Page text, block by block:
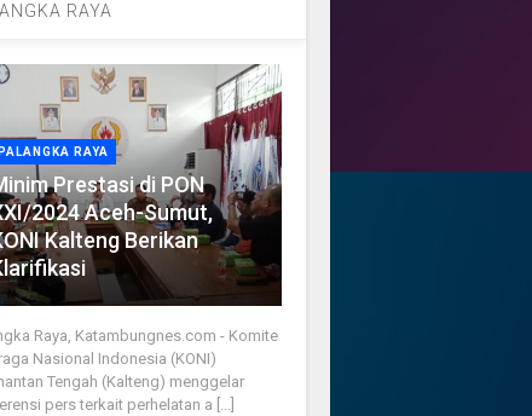
RAYA
PALANGKA RAYA
Prestasi di PON
2024 Aceh-Sumut,
Kalteng Berikan
Raya, Katambungnes.com - Komite
Nasional Indonesia (KONI)
Tengah (Kalteng) menggelar
pers terkait perhelatan a [...]